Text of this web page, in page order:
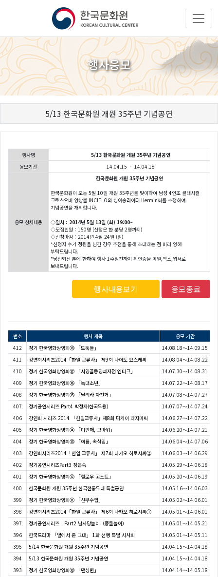
행사응모
5/13 한국문화원 개원 35주년 기념공연
행사명
5/13 한국문화원 개원 35주년 기념공연
응모기간
14.04.15 - 14.04.18
응모 상세내용
한국문화원 개원 35주년 기념공연
한국문화원이 오는 5월 10일 개원 35주년을 맞이하여 남성 4인조 클래시컬
크로스오버 앙상블 INCIELO와 싱어송라이터 Hermin씨를 초청하여
기념공연을 개최합니다.
◇일시：2014년 5월 13일 (화) 19:00~
◇모집인원：150명 (신청은 한 분당 2명까지)
◇신청마감：2014년 4월 24일 (일)
*신청자 수가 정원을 넘긴 경우 추첨을 통해 초대하는 점 미리 양해
부탁드립니다.
*당선되신 분에 한하여 행사 1주일전까지 확인증을 메일,팩스,엽서로
보내드립니다.
행사내용보기 응모종료
번호 행사 제목
응모 기간
412
정기 한국영화상영회⑱ 「도둑들」
14.08.18～14.09.15
411
강연회시리즈2014「한일 교류사」 제9회 나이토 요스케씨
14.08.04～14.08.22
410
정기 한국영화상영회⑰ 「서양골동양과자점 엔티크」
14.07.30～14.08.31
409
정기 한국영화상영회⑯ 「늑대소년」
14.07.22～14.08.17
408
정기 한국영화상영회⑮ 「달려라 자전거」
14.07.08～14.07.27
407
정기공연시리즈 Part4 박정자(한국무용)
14.07.07～14.07.24
406
강연회 시리즈 2014 「한일교류사」제8회 다케이 하지메씨
14.06.27～14.07.22
405
정기 한국영화상영회⑭ 「미안해, 고마워」
14.06.20～14.07.21
404
정기 한국영화상영회⑬ 「여름, 속삭임」
14.06.04～14.07.06
403
강연회시리즈2014「한일 교류사」 제7회 나카오 히로시씨②
14.06.03～14.06.29
402
정기공연시리즈Part3 장은숙
14.05.29～14.06.18
401
정기 한국영화상영회⑫ 「헬로우 고스트」
14.05.20～14.06.19
400
한국문화원 개원 35주년 한국전통무대 특별공연
14.05.16～14.06.03
399
정기 한국영화상영회⑪ 「신부수업」
14.05.02～14.06.01
398
강연회시리즈2014「한일 교류사」 제6회 나카오 히로시씨①
14.05.01～14.06.01
397
정기공연시리즈 Part2 남사당놀이（풍물놀이）
14.05.01～14.05.21
396
한국드라마 「별에서 온 그대」 1화 선행 특별 시사회
14.05.01～14.05.11
395
5/14 한국문화원 개원 35주년 기념공연
14.04.15～14.04.18
394
5/13 한국문화원 개원 35주년 기념공연
14.04.15～14.04.18
393
정기 한국영화상영회⑩ 「댄싱퀸」 14.04.14～14.05.18